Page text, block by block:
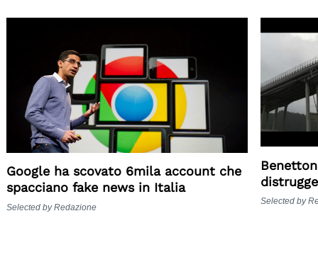
Google ha scovato 6mila account che
spacciano fake news in Italia
Selected by Redazione
Selected by
for: